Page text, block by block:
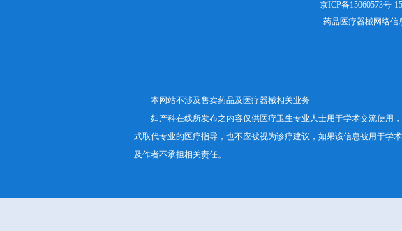
京ICP备15060573号-15
药品医疗器械网络信
本网站不涉及售卖药品及医疗器械相关业务
妇产科在线所发布之内容仅供医疗卫生专业人士用于学术交流使用
式取代专业的医疗指导，也不应被视为诊疗建议，如果该信息被用于学
及作者不承担相关责任。